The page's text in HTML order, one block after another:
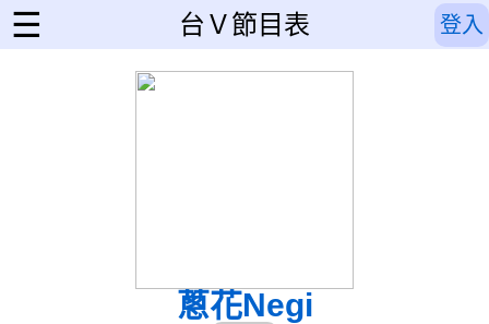
☰ 台Ｖ節目表 登入
蔥花Negi